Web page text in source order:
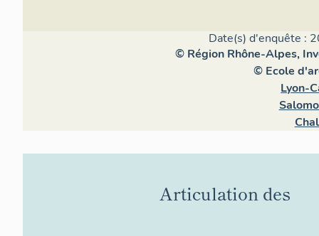
Date(s) d'enquête :
© Région Rhône-Alpes,
© Ecole
Lyon-
Articulation des